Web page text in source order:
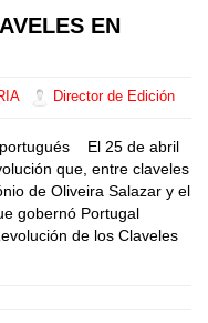
EN
Director de Edición
El 25 de abril
que, entre claveles
de Oliveira Salazar y el
gobernó Portugal
de los Claveles